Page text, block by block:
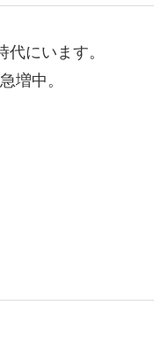
にいます。
増中。